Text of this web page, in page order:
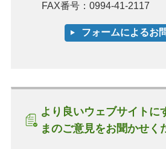
FAX番号：0994-41-2117
より良いウェブサイトに
まのご意見をお聞かせく